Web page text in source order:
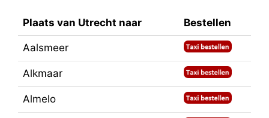
Plaats van Utrecht naar Bestellen
Aalsmeer
Alkmaar
Almelo